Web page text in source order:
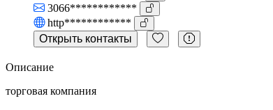
3066************
http************
Открыть контакты
Описание
торговая компания